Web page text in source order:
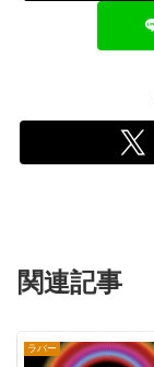
関連記事
ラバー